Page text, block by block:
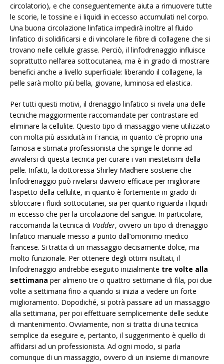
circolatorio), e che conseguentemente aiuta a rimuovere tutte
le scorie, le tossine e i liquidi in eccesso accumulati nel corpo.
Una buona circolazione linfatica impedirà inoltre al fluido
linfatico di solidificarsi e di vincolare le fibre di collagene che si
trovano nelle cellule grasse. Perciò, il linfodrenaggio influisce
soprattutto nell’area sottocutanea, ma è in grado di mostrare
benefici anche a livello superficiale: liberando il collagene, la
pelle sarà molto più bella, giovane, luminosa ed elastica.
Per tutti questi motivi, il drenaggio linfatico si rivela una delle
tecniche maggiormente raccomandate per contrastare ed
eliminare la cellulite. Questo tipo di massaggio viene utilizzato
con molta più assiduità in Francia, in quanto c’è proprio una
famosa e stimata professionista che spinge le donne ad
avvalersi di questa tecnica per curare i vari inestetismi della
pelle. Infatti, la dottoressa Shirley Madhere sostiene che
linfodrenaggio può rivelarsi davvero efficace per migliorare
l’aspetto della cellulite, in quanto è fortemente in grado di
sbloccare i fluidi sottocutanei, sia per quanto riguarda i liquidi
in eccesso che per la circolazione del sangue. In particolare,
raccomanda la tecnica di Vodder, ovvero un tipo di drenaggio
linfatico manuale messo a punto dall’omonimo medico
francese. Si tratta di un massaggio decisamente dolce, ma
molto funzionale. Per ottenere degli ottimi risultati, il
linfodrenaggio andrebbe eseguito inizialmente tre volte alla
settimana per almeno tre o quattro settimane di fila, poi due
volte a settimana fino a quando si inizia a vedere un forte
miglioramento. Dopodiché, si potrà passare ad un massaggio
alla settimana, per poi effettuare semplicemente delle sedute
di mantenimento. Ovviamente, non si tratta di una tecnica
semplice da eseguire e, pertanto, il suggerimento è quello di
affidarsi ad un professionista. Ad ogni modo, si parla
comunque di un massaggio, ovvero di un insieme di manovre